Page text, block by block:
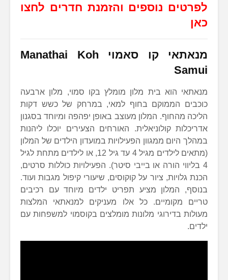
לפרטים נוספים והזמנת חדרים לחצו
כאן
מנאתאי קו סאמוי Manathai Koh
Samui
מנאתאי הוא בית מלון מומלץ בקו סמוי, מלון ארבעה
כוכבים הממוקם בחוף למאי, במרחק של כשש דקות
הליכה מהחוף. המלון מעוצב באופן יפהפה ומיוחד בסגנון
אדריכלות קולוניאלית. האורחים הצעירים יוכלו ליהנות
במהלך היום ממגוון הפעילויות במועדון הילדים של המלון
(מתאים לילדים מגיל 4 עד גיל 12, או לילדים מתחת לגיל
4 בליווי הורה או בייבי סיטר). הפעילויות כוללות סרטים,
הכנת גלויות, ציור על קוקוסים, שיעורי קיפול מגבות ועוד.
בנוסף, המלון מציע תפריט ילדים מיוחד עם רכיבים
טריים מקומיים. כל אלו מעניקים למנאתאי המלצות
מעולות בדירוגי מלונות מומלצים בקוסמוי למשפחות עם
ילדים.